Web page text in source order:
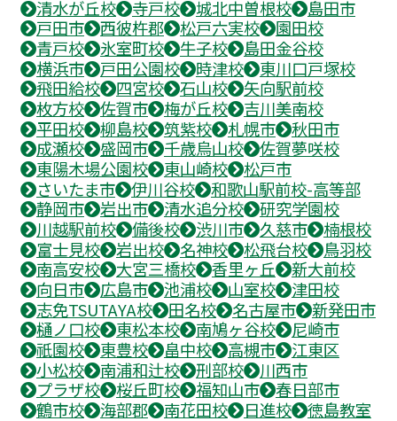
清水が丘校
寺戸校 城北中曽根校
島田市
戸田市
西彼杵郡 松戸六実校
園田校
青戸校
氷室町校 牛子校
島田金谷校
横浜市
戸田公園校 時津校
東川口戸塚校
飛田給校
四宮校 石山校
矢向駅前校
枚方校
佐賀市 梅が丘校
吉川美南校
平田校
柳島校 筑紫校 札幌市
秋田市
成瀬校
盛岡市 千歳烏山校
佐賀夢咲校
東陽木場公園校
東山崎校
松戸市
さいたま市
伊川谷校
和歌山駅前校-高等部
静岡市
岩出市 清水追分校
研究学園校
川越駅前校
備後校 渋川市 久慈市
楠根校
富士見校
岩出校 名神校 松飛台校
鳥羽校
南高安校
大宮三橋校 香里ヶ丘
新大前校
向日市
広島市 池浦校 山室校
津田校
志免TSUTAYA校
田名校 名古屋市
新発田市
樋ノ口校
東松本校 南鳩ヶ谷校
尼崎市
祇園校
東豊校 畠中校 高槻市
江東区
小松校
南浦和辻校 刑部校
川西市
プラザ校
桜丘町校 福知山市
春日部市
鶴市校
海部郡 南花田校 日進校
徳島教室